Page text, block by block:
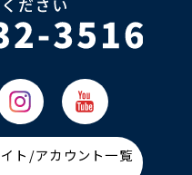
ト/アカウント一覧